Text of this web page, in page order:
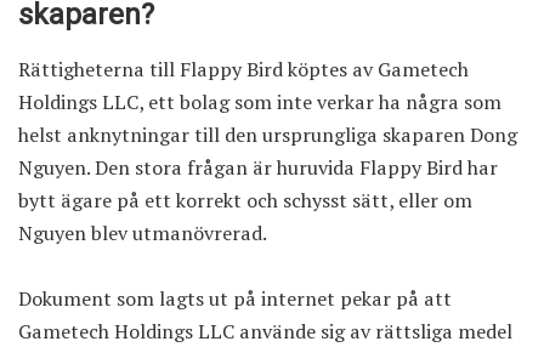
skaparen?
Rättigheterna till Flappy Bird köptes av Gametech
Holdings LLC, ett bolag som inte verkar ha några som
helst anknytningar till den ursprungliga skaparen Dong
Nguyen. Den stora frågan är huruvida Flappy Bird har
bytt ägare på ett korrekt och schysst sätt, eller om
Nguyen blev utmanövrerad.
Dokument som lagts ut på internet pekar på att
Gametech Holdings LLC använde sig av rättsliga medel